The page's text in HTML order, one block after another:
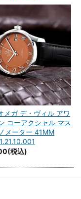
メガ デ・ヴィル アワ
コーアクシャル マス
メーター 41MM
(税込)